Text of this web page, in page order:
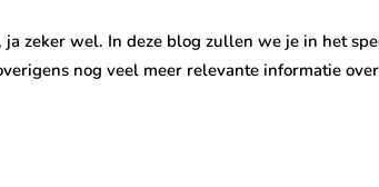
ja zeker wel. In deze blog zullen we je in het
nog veel meer relevante informatie